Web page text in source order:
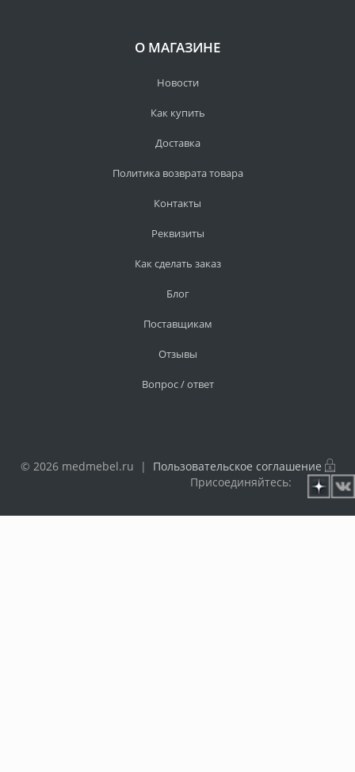
О МАГАЗИНЕ
Новости
Как купить
Доставка
Политика возврата товара
Контакты
Реквизиты
Как сделать заказ
Блог
Поставщикам
Отзывы
Вопрос / ответ
© 2026 medmebel.ru | Пользовательское соглашение
Присоединяйтесь: